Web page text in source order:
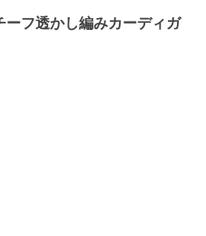
ーフ透かし編みカーディガ